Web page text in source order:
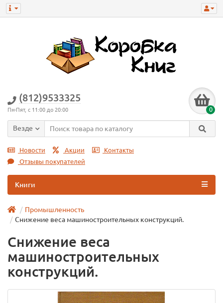
(812)9533325
Пн-Пят, с 11:00 до 20:00 0
Везде
Новости Акции
Контакты
Отзывы покупателей
Книги
Промышленность
Снижение веса машиностроительных конструкций.
Снижение веса
машиностроительных
конструкций.